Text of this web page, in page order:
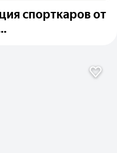
спорткаров от